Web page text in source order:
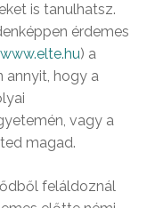
is tanulhatsz.
érdemes
www.elte.hu) a
annyit, hogy a
vagy a
magad.
feláldoznál